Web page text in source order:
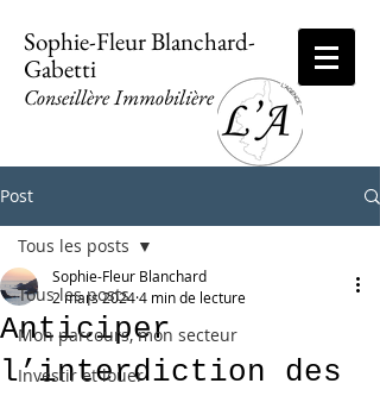
Sophie-Fleur Blanchard-
Gabetti
Conseillère Immobilière
Post
Tous les posts
Mon parcours, mon secteur
Investir et louer
Tous les posts
Anticiper
l’interdiction des
Sophie-Fleur Blanchard
2 mars 20244 min de lecture